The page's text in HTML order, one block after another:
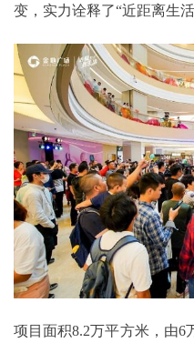
变，实力诠释了“近距离生活
项目面积8.2万平方米，由6